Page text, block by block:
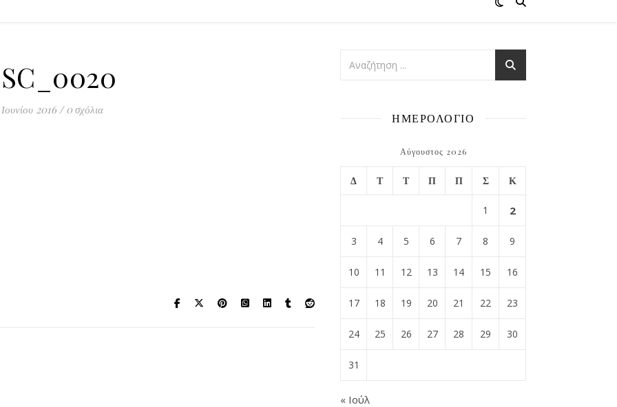
2016 / 0 σχόλια
ΗΜΕΡΟΛΟΓΙΟ
Αύγουστος 2026
Δ Τ Τ Π Π Σ Κ
1 2
3 4 5 6 7 8 9
10 11 12 13 14 15 16
17 18 19 20 21 22 23
24 25 26 27 28 29 30
31
« Ιούλ